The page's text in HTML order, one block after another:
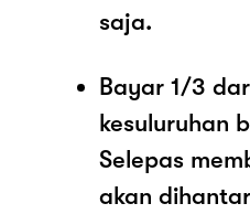
saja.
Bayar 1/3
kesuluruhan
Selepas
akan